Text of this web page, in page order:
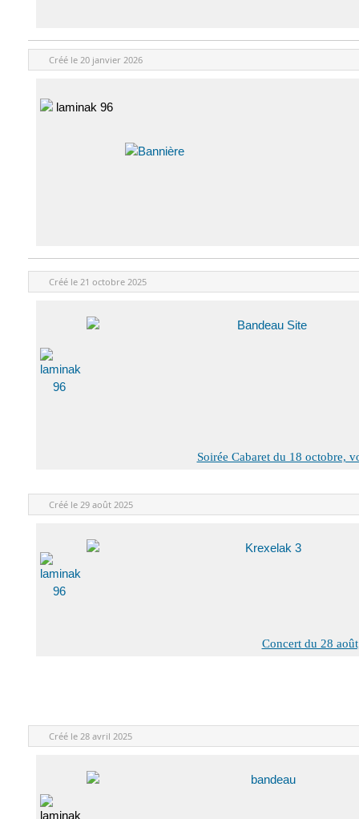
Créé le 20 janvier 2026
Créé le 21 octobre 2025
Soirée Cabaret du 18 octobre,
Créé le 29 août 2025
Concert du 28
Créé le 28 avril 2025